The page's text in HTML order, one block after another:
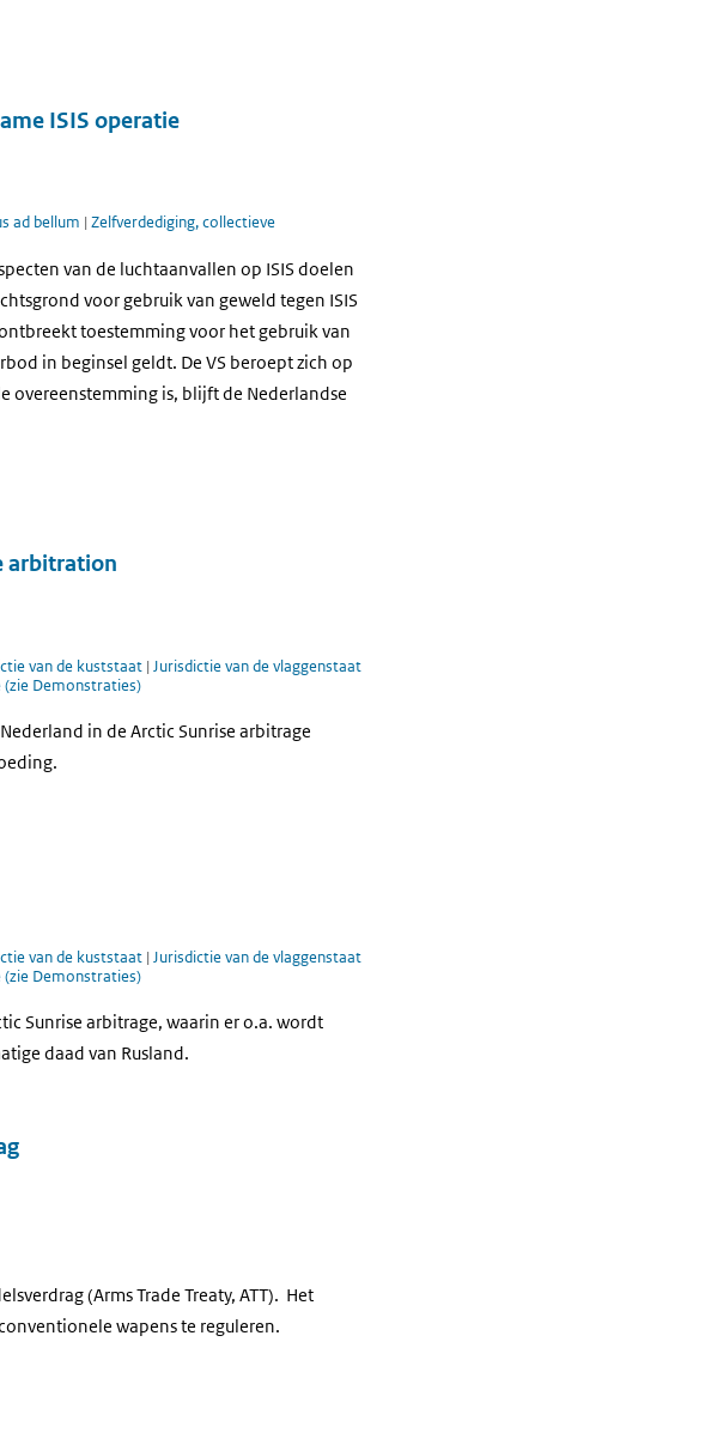
ISIS operatie
ad bellum | Zelfverdediging, collectieve
van de luchtaanvallen op ISIS doelen
voor gebruik van geweld tegen ISIS
toestemming voor het gebruik van
in beginsel geldt. De VS beroept zich op
overeenstemming is, blijft de Nederlandse
arbitration
van de kuststaat | Jurisdictie van de vlaggenstaat
Demonstraties)
in de Arctic Sunrise arbitrage
van de kuststaat | Jurisdictie van de vlaggenstaat
Demonstraties)
Sunrise arbitrage, waarin er o.a. wordt
daad van Rusland.
(Arms Trade Treaty, ATT). Het
wapens te reguleren.